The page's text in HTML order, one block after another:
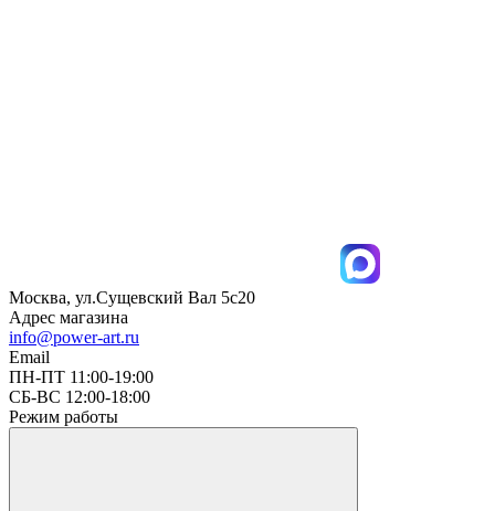
Москва, ул.Сущевский Вал 5с20
Адрес магазина
info@power-art.ru
Email
ПН-ПТ 11:00-19:00
СБ-ВС 12:00-18:00
Режим работы